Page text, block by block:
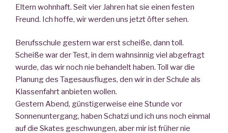
Eltern wohnhaft. Seit vier Jahren hat sie einen festen
Freund. Ich hoffe, wir werden uns jetzt öfter sehen.
Berufsschule gestern war erst scheiße, dann toll.
Scheiße war der Test, in dem wahnsinnig viel abgefragt
wurde, das wir noch nie behandelt haben. Toll war die
Planung des Tagesausfluges, den wir in der Schule als
Klassenfahrt anbieten wollen.
Gestern Abend, günstigerweise eine Stunde vor
Sonnenuntergang, haben Schatzi und ich uns noch einmal
auf die Skates geschwungen, aber mir ist früher nie